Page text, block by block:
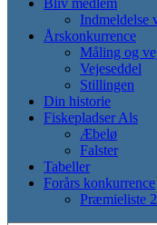
Bliv medlem
Indmeldelse
Årskonkurrence
Måling og
Vejeseddel
Stillingen
Din historie
Fiskepladser Als
Æbelø
Falster
Tabeller
Forårs konkurrence
Præmieliste